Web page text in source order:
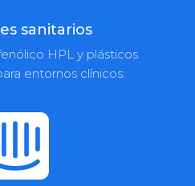
sanitarios
HPL y plásticos
entornos clínicos.